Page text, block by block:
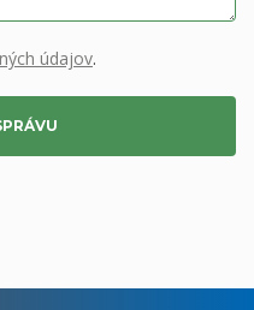
údajov.